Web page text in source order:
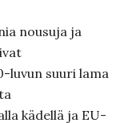
nousuja ja
luvun suuri lama
kädellä ja EU-